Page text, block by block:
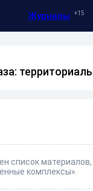
Журналы 15
список
комплексы».